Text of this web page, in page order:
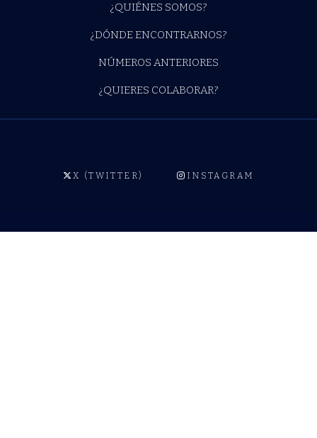
¿QUIÉNES SOMOS?
¿DÓNDE ENCONTRARNOS?
NÚMEROS ANTERIORES
¿QUIERES COLABORAR?
X (TWITTER) INSTAGRAM